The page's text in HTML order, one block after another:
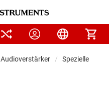
Audioverstärker Spezielle